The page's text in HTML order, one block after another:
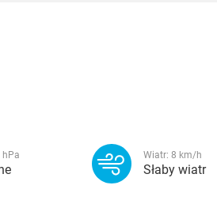
hPa Wiatr: 8 km/h
Słaby wiatr